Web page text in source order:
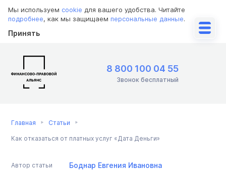
Мы используем cookie для вашего удобства. Читайте
подробнее, как мы защищаем персональные данные.
Принять
8 800 100 04 55
Звонок бесплатный
Главная Статьи
Как отказаться от платных услуг «Дата Деньги»
Автор статьи Боднар Евгения Ивановна